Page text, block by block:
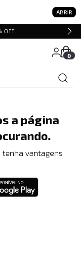
ABRIR
OFF
0
a página
tenha vantagens